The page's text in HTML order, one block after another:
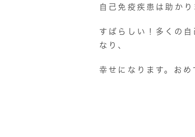
自己免疫疾患は助かり
すばらしい！多くの
なり、
幸せになります。おめ